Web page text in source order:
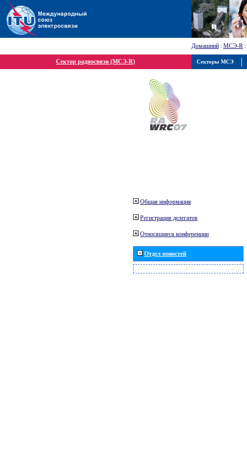
Домашний : МСЭ-R :
Сектор радиосвязи (МСЭ-R)
Общая информация
Регистрация делегатов
Относящиеся конференции
Отдел новостей
Секторы МСЭ